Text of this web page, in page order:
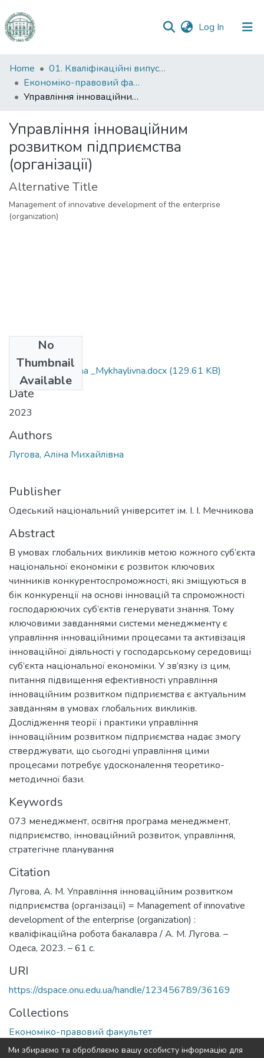
Log In (current)
Communities
&
Collections
Statistics
Home
01. Кваліфікаційні випускні роботи здобувачів вищої освіти
Економіко-правовий факультет
Управління інноваційним розвитком підприємства (організації)
Управління інноваційним
розвитком підприємства
(організації)
Alternative Title
Management of innovative development of the enterprise
(organization)
No
Thumbnail
Available
073_Luhova_ Alina _Mykhaylivna.docx (129.61 KB)
Date
2023
Authors
Лугова, Аліна Михайлівна
Publisher
Одеський національний університет ім. І. І. Мечникова
Abstract
В умовах глобальних викликів метою кожного суб’єкта
національної економіки є розвиток ключових
чинників конкурентоспроможності, які зміщуються в
бік конкуренції на основі інновацій та спроможності
господарюючих суб’єктів генерувати знання. Тому
ключовими завданнями системи менеджменту є
управління інноваційними процесами та активізація
інноваційної діяльності у господарському середовищі
суб’єкта національної економіки. У зв’язку із цим,
питання підвищення ефективності управління
інноваційним розвитком підприємства є актуальним
завданням в умовах глобальних викликів.
Дослідження теорії і практики управління
інноваційним розвитком підприємства надає змогу
стверджувати, що сьогодні управління цими
процесами потребує удосконалення теоретико-
методичної бази.
Keywords
073 менеджмент, освітня програма менеджмент,
підприємство, інноваційний розвиток, управління,
стратегічне планування
Citation
Лугова, А. М. Управління інноваційним розвитком
підприємства (організації) = Management of innovative
development of the enterprise (organization) :
кваліфікаційна робота бакалавра / А. М. Лугова. –
Одеса, 2023. – 61 с.
URI
https://dspace.onu.edu.ua/handle/123456789/36169
Collections
Економіко-правовий факультет
Ми збираємо та обробляємо вашу особисту інформацію для